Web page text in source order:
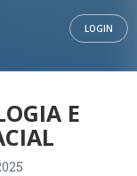
LOGIN
E